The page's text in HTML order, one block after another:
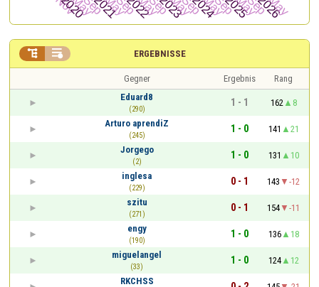
ERGEBNISSE
 
Gegner Ergebnis
Rang
Eduard8
(290)
1 - 1 162
8
Arturo aprendiZ
(245)
1 - 0 141
21
Jorgego
(2)
1 - 0 131
10
inglesa
(229)
0 - 1 143
-12
szitu
(271)
0 - 1 154
-11
engy
(190)
1 - 0 136
18
miguelangel
(33)
1 - 0 124
12
RKCHSS